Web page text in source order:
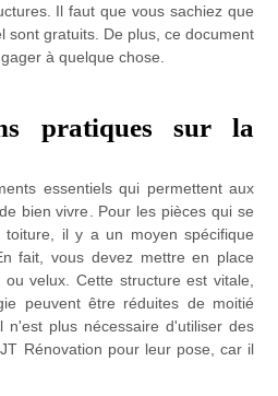
Il faut que vous sachiez que
sont gratuits. De plus, ce document
à quelque chose.
pratiques sur la
essentiels qui permettent aux
bien vivre. Pour les pièces qui se
il y a un moyen spécifique
fait, vous devez mettre en place
velux. Cette structure est vitale,
peuvent être réduites de moitié
n'est plus nécessaire d'utiliser des
Rénovation pour leur pose, car il